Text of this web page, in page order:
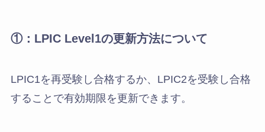
①：LPIC Level1の更新方法について
LPIC1を再受験し合格するか、LPIC2を受験し合格
することで有効期限を更新できます。